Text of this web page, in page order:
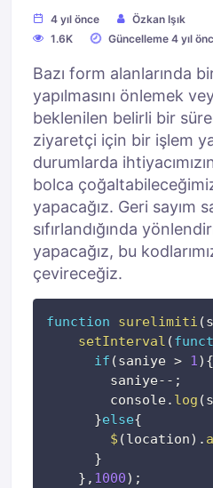
4 yıl önce
Özkan Işık
1.6K
Güncelleme 4 yıl
Bazı form alanlarında
yapılmasını önlemek
beklenilen belirli bir
ziyaretçi için bir işlem
durumlarda
bolca
yapacağız. Geri sayım
sıfırlandığında
yapacağız, bu
çevireceğiz.
function surelimiti (
setInterval (
if (saniye > 1) {
        saniye
-- ;
        console
. log (
}else{
$ (location) .
}
} , 1000) ;